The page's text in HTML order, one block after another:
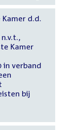
d.d.
Kamer
in verband
bij